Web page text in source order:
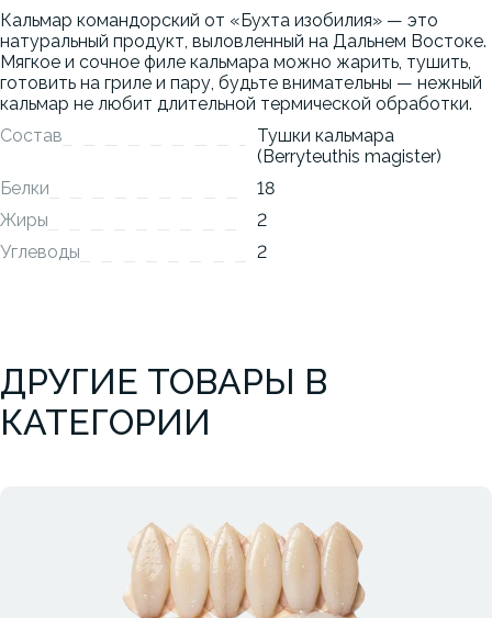
Кальмар командорский от «Бухта изобилия» — это
натуральный продукт, выловленный на Дальнем Востоке.
Мягкое и сочное филе кальмара можно жарить, тушить,
готовить на гриле и пару, будьте внимательны — нежный
кальмар не любит длительной термической обработки.
Состав
Тушки кальмара
(Berryteuthis magister)
Белки
18
Жиры
2
Углеводы
2
ДРУГИЕ ТОВАРЫ В
КАТЕГОРИИ